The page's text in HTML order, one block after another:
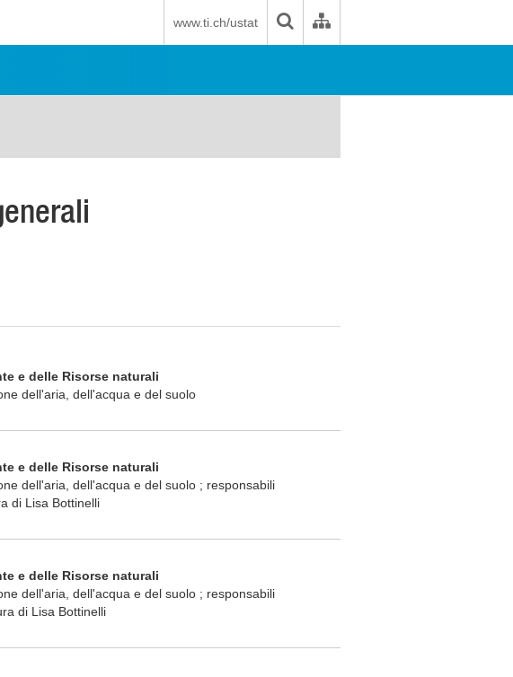
www.ti.ch/ustat
e delle Risorse naturali
dell'aria, dell'acqua e del suolo
e delle Risorse naturali
dell'aria, dell'acqua e del suolo ; responsabili
di Lisa Bottinelli
e delle Risorse naturali
dell'aria, dell'acqua e del suolo ; responsabili
di Lisa Bottinelli